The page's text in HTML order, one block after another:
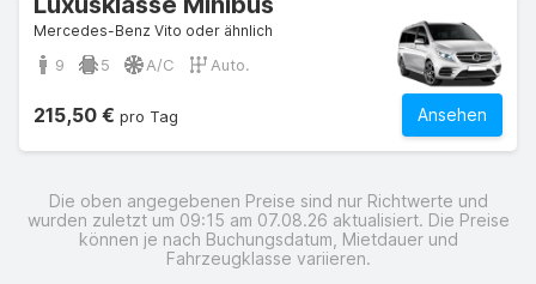
Mercedes-Benz Vito oder ähnlich
9 5 A/C Auto.
Ansehen
215,50 € pro Tag
Die oben angegebenen Preise sind nur Richtwerte und
wurden zuletzt um 09:15 am 07.08.26 aktualisiert. Die Preise
können je nach Buchungsdatum, Mietdauer und
Fahrzeugklasse variieren.